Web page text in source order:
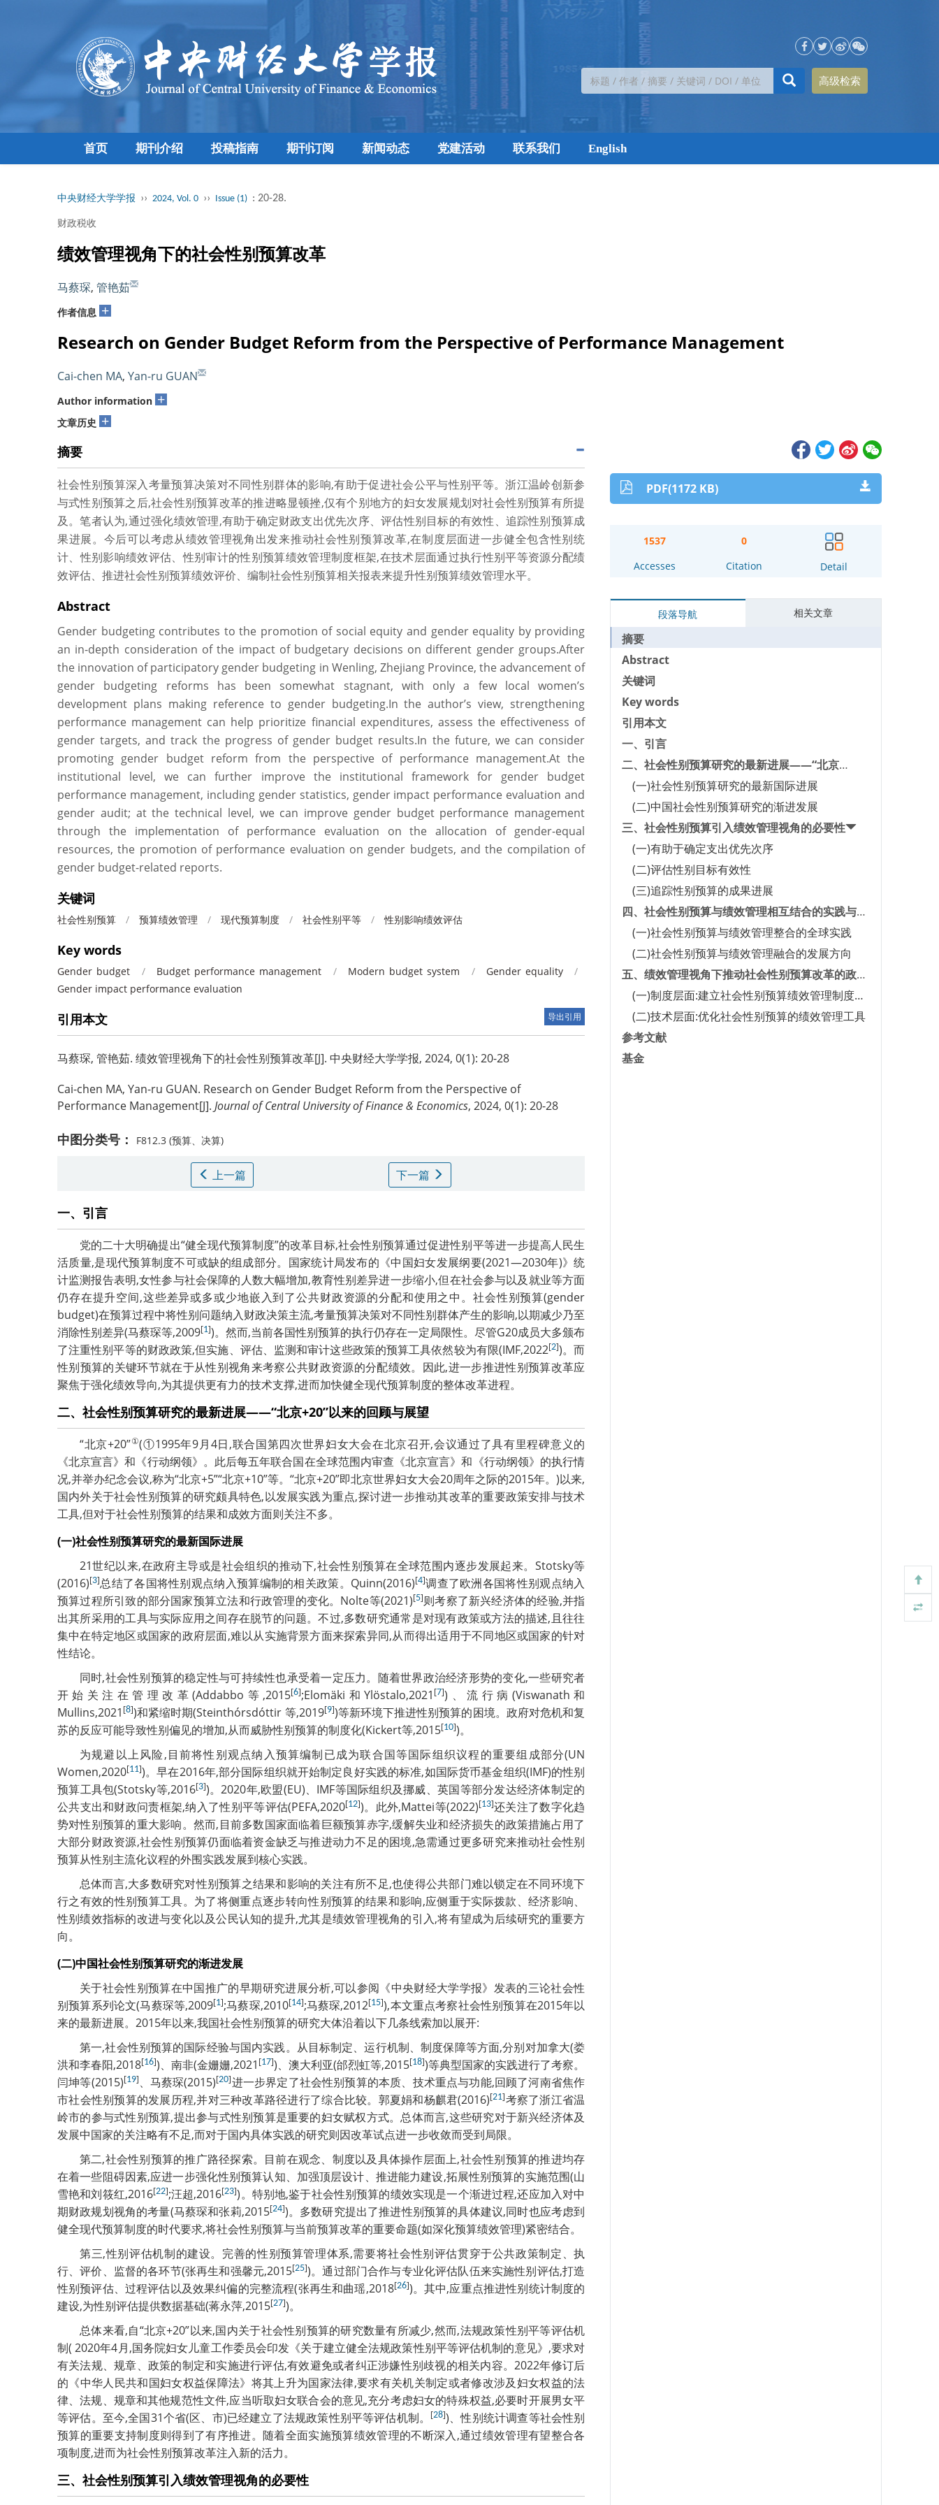
高级检索
首页 期刊介绍 投稿指南 期刊订阅 新闻动态 党建活动 联系我们 English
中央财经大学学报 ›› 2024, Vol. 0 ›› Issue (1) : 20-28.
财政税收
绩效管理视角下的社会性别预算改革
马蔡琛, 管艳茹
作者信息 +
Research on Gender Budget Reform from the Perspective of Performance Management
Cai-chen MA, Yan-ru GUAN
Author information +
文章历史 +
摘要
社会性别预算深入考量预算决策对不同性别群体的影响,有助于促进社会公平与性别平等。浙江温岭创新参
与式性别预算之后,社会性别预算改革的推进略显顿挫,仅有个别地方的妇女发展规划对社会性别预算有所提
及。笔者认为,通过强化绩效管理,有助于确定财政支出优先次序、评估性别目标的有效性、追踪性别预算成
果进展。今后可以考虑从绩效管理视角出发来推动社会性别预算改革,在制度层面进一步健全包含性别统
计、性别影响绩效评估、性别审计的性别预算绩效管理制度框架,在技术层面通过执行性别平等资源分配绩
效评估、推进社会性别预算绩效评价、编制社会性别预算相关报表来提升性别预算绩效管理水平。
Abstract
Gender budgeting contributes to the promotion of social equity and gender equality by providing
an in-depth consideration of the impact of budgetary decisions on different gender groups.After
the innovation of participatory gender budgeting in Wenling, Zhejiang Province, the advancement of
gender budgeting reforms has been somewhat stagnant, with only a few local women’s
development plans making reference to gender budgeting.In the author’s view, strengthening
performance management can help prioritize financial expenditures, assess the effectiveness of
gender targets, and track the progress of gender budget results.In the future, we can consider
promoting gender budget reform from the perspective of performance management.At the
institutional level, we can further improve the institutional framework for gender budget
performance management, including gender statistics, gender impact performance evaluation and
gender audit; at the technical level, we can improve gender budget performance management
through the implementation of performance evaluation on the allocation of gender-equal
resources, the promotion of performance evaluation on gender budgets, and the compilation of
gender budget-related reports.
关键词
社会性别预算 / 预算绩效管理 / 现代预算制度 / 社会性别平等 / 性别影响绩效评估
Key words
Gender budget / Budget performance management / Modern budget system / Gender equality
/
Gender impact performance evaluation
引用本文 导出引用
马蔡琛, 管艳茹. 绩效管理视角下的社会性别预算改革[J]. 中央财经大学学报, 2024, 0(1): 20-28
Cai-chen MA, Yan-ru GUAN. Research on Gender Budget Reform from the Perspective of
Performance Management[J]. Journal of Central University of Finance & Economics, 2024, 0(1): 20-28
中图分类号： F812.3 (预算、决算)
上一篇 下一篇
一、引言
党的二十大明确提出“健全现代预算制度”的改革目标,社会性别预算通过促进性别平等进一步提高人民生
活质量,是现代预算制度不可或缺的组成部分。国家统计局发布的《中国妇女发展纲要(2021—2030年)》统
计监测报告表明,女性参与社会保障的人数大幅增加,教育性别差异进一步缩小,但在社会参与以及就业等方面
仍存在提升空间,这些差异或多或少地嵌入到了公共财政资源的分配和使用之中。社会性别预算(gender
budget)在预算过程中将性别问题纳入财政决策主流,考量预算决策对不同性别群体产生的影响,以期减少乃至
消除性别差异(马蔡琛等,2009[1])。然而,当前各国性别预算的执行仍存在一定局限性。尽管G20成员大多颁布
了注重性别平等的财政政策,但实施、评估、监测和审计这些政策的预算工具依然较为有限(IMF,2022[2])。而
性别预算的关键环节就在于从性别视角来考察公共财政资源的分配绩效。因此,进一步推进性别预算改革应
聚焦于强化绩效导向,为其提供更有力的技术支撑,进而加快健全现代预算制度的整体改革进程。
二、社会性别预算研究的最新进展——“北京+20”以来的回顾与展望
“北京+20”①(①1995年9月4日,联合国第四次世界妇女大会在北京召开,会议通过了具有里程碑意义的
《北京宣言》和《行动纲领》。此后每五年联合国在全球范围内审查《北京宣言》和《行动纲领》的执行情
况,并举办纪念会议,称为“北京+5”“北京+10”等。“北京+20”即北京世界妇女大会20周年之际的2015年。)以来,
国内外关于社会性别预算的研究颇具特色,以发展实践为重点,探讨进一步推动其改革的重要政策安排与技术
工具,但对于社会性别预算的结果和成效方面则关注不多。
(一)社会性别预算研究的最新国际进展
21世纪以来,在政府主导或是社会组织的推动下,社会性别预算在全球范围内逐步发展起来。Stotsky等
(2016)[3]总结了各国将性别观点纳入预算编制的相关政策。Quinn(2016)[4]调查了欧洲各国将性别观点纳入
预算过程所引致的部分国家预算立法和行政管理的变化。Nolte等(2021)[5]则考察了新兴经济体的经验,并指
出其所采用的工具与实际应用之间存在脱节的问题。不过,多数研究通常是对现有政策或方法的描述,且往往
集中在特定地区或国家的政府层面,难以从实施背景方面来探索异同,从而得出适用于不同地区或国家的针对
性结论。
同时,社会性别预算的稳定性与可持续性也承受着一定压力。随着世界政治经济形势的变化,一些研究者
开始关注在管理改革(Addabbo等,2015[6];Elomäki和Ylöstalo,2021 [7])、流行病(Viswanath和
Mullins,2021 [8])和紧缩时期(Steinthórsdóttir 等,2019[9])等新环境下推进性别预算的困境。政府对危机和复
苏的反应可能导致性别偏见的增加,从而威胁性别预算的制度化(Kickert等,2015[10])。
为规避以上风险,目前将性别观点纳入预算编制已成为联合国等国际组织议程的重要组成部分(UN
Women,2020[11])。早在2016年,部分国际组织就开始制定良好实践的标准,如国际货币基金组织(IMF)的性别
预算工具包(Stotsky等,2016[3])。2020年,欧盟(EU)、IMF等国际组织及挪威、英国等部分发达经济体制定的
公共支出和财政问责框架,纳入了性别平等评估(PEFA,2020[12])。此外,Mattei等(2022)[13]还关注了数字化趋
势对性别预算的重大影响。然而,目前多数国家面临着巨额预算赤字,缓解失业和经济损失的政策措施占用了
大部分财政资源,社会性别预算仍面临着资金缺乏与推进动力不足的困境,急需通过更多研究来推动社会性别
预算从性别主流化议程的外围实践发展到核心实践。
总体而言,大多数研究对性别预算之结果和影响的关注有所不足,也使得公共部门难以锁定在不同环境下
行之有效的性别预算工具。为了将侧重点逐步转向性别预算的结果和影响,应侧重于实际拨款、经济影响、
性别绩效指标的改进与变化以及公民认知的提升,尤其是绩效管理视角的引入,将有望成为后续研究的重要方
向。
(二)中国社会性别预算研究的渐进发展
关于社会性别预算在中国推广的早期研究进展分析,可以参阅《中央财经大学学报》发表的三论社会性
别预算系列论文(马蔡琛等,2009[1];马蔡琛,2010[14];马蔡琛,2012[15]),本文重点考察社会性别预算在2015年以
来的最新进展。2015年以来,我国社会性别预算的研究大体沿着以下几条线索加以展开:
第一,社会性别预算的国际经验与国内实践。从目标制定、运行机制、制度保障等方面,分别对加拿大(娄
洪和李春阳,2018[16])、南非(金姗姗,2021 [17])、澳大利亚(邰烈虹等,2015[18])等典型国家的实践进行了考察。
闫坤等(2015)[19]、马蔡琛(2015)[20]进一步界定了社会性别预算的本质、技术重点与功能,回顾了河南省焦作
市社会性别预算的发展历程,并对三种改革路径进行了综合比较。郭夏娟和杨麒君(2016)[21]考察了浙江省温
岭市的参与式性别预算,提出参与式性别预算是重要的妇女赋权方式。总体而言,这些研究对于新兴经济体及
发展中国家的关注略有不足,而对于国内具体实践的研究则因改革试点进一步收敛而受到局限。
第二,社会性别预算的推广路径探索。目前在观念、制度以及具体操作层面上,社会性别预算的推进均存
在着一些阻碍因素,应进一步强化性别预算认知、加强顶层设计、推进能力建设,拓展性别预算的实施范围(山
雪艳和刘筱红,2016[22];汪超,2016[23])。特别地,鉴于社会性别预算的绩效实现是一个渐进过程,还应加入对中
期财政规划视角的考量(马蔡琛和张莉,2015[24])。多数研究提出了推进性别预算的具体建议,同时也应考虑到
健全现代预算制度的时代要求,将社会性别预算与当前预算改革的重要命题(如深化预算绩效管理)紧密结合。
第三,性别评估机制的建设。完善的性别预算管理体系,需要将社会性别评估贯穿于公共政策制定、执
行、评价、监督的各环节(张再生和强馨元,2015[25])。通过部门合作与专业化评估队伍来实施性别评估,打造
性别预评估、过程评估以及效果纠偏的完整流程(张再生和曲瑶,2018[26])。其中,应重点推进性别统计制度的
建设,为性别评估提供数据基础(蒋永萍,2015[27])。
总体来看,自“北京+20”以来,国内关于社会性别预算的研究数量有所减少,然而,法规政策性别平等评估机
制( 2020年4月,国务院妇女儿童工作委员会印发《关于建立健全法规政策性别平等评估机制的意见》,要求对
有关法规、规章、政策的制定和实施进行评估,有效避免或者纠正涉嫌性别歧视的相关内容。2022年修订后
的《中华人民共和国妇女权益保障法》将其上升为国家法律,要求有关机关制定或者修改涉及妇女权益的法
律、法规、规章和其他规范性文件,应当听取妇女联合会的意见,充分考虑妇女的特殊权益,必要时开展男女平
等评估。至今,全国31个省(区、市)已经建立了法规政策性别平等评估机制。
[28])、性别统计调查等社会性别
预算的重要支持制度则得到了有序推进。随着全面实施预算绩效管理的不断深入,通过绩效管理有望整合各
项制度,进而为社会性别预算改革注入新的活力。
三、社会性别预算引入绩效管理视角的必要性
PDF(1172 KB)
1537
Accesses
0
Citation
Detail
段落导航 相关文章
摘要
Abstract
关键词
Key words
引用本文
一、引言
二、社会性别预算研究的最新进展——“北京
+20”以来的回顾与展望
(一)社会性别预算研究的最新国际进展
(二)中国社会性别预算研究的渐进发展
三、社会性别预算引入绩效管理视角的必要性
(一)有助于确定支出优先次序
(二)评估性别目标有效性
(三)追踪性别预算的成果进展
四、社会性别预算与绩效管理相互结合的实践与发
展(一)社会性别预算与绩效管理整合的全球实践
(二)社会性别预算与绩效管理融合的发展方向
五、绩效管理视角下推动社会性别预算改革的政策
建议
(一)制度层面:建立社会性别预算绩效管理制度框
架(二)技术层面:优化社会性别预算的绩效管理工具
参考文献
基金